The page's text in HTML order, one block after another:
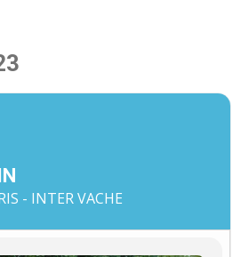
- INTER VACHE